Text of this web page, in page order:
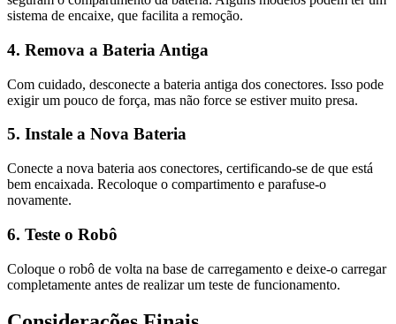
sistema de encaixe, que facilita a remoção.
4. Remova a Bateria Antiga
Com cuidado, desconecte a bateria antiga dos conectores. Isso pode
exigir um pouco de força, mas não force se estiver muito presa.
5. Instale a Nova Bateria
Conecte a nova bateria aos conectores, certificando-se de que está
bem encaixada. Recoloque o compartimento e parafuse-o
novamente.
6. Teste o Robô
Coloque o robô de volta na base de carregamento e deixe-o carregar
completamente antes de realizar um teste de funcionamento.